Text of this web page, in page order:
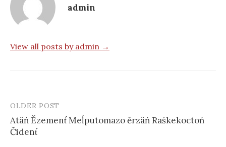
admin
View all posts by admin →
Post
navigation
OLDER POST
Atäń Ězement́ Meĺputomazo ěrzäń Raśkekoctoń
Čident́